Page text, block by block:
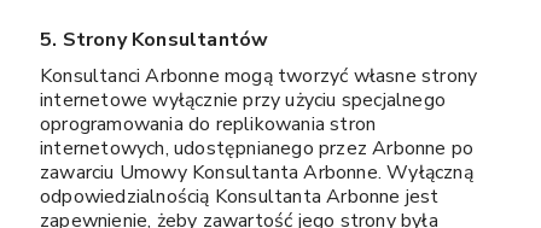
5. Strony Konsultantów
Konsultanci Arbonne mogą tworzyć własne strony
internetowe wyłącznie przy użyciu specjalnego
oprogramowania do replikowania stron
internetowych, udostępnianego przez Arbonne po
zawarciu Umowy Konsultanta Arbonne. Wyłączną
odpowiedzialnością Konsultanta Arbonne jest
zapewnienie, żeby zawartość jego strony była